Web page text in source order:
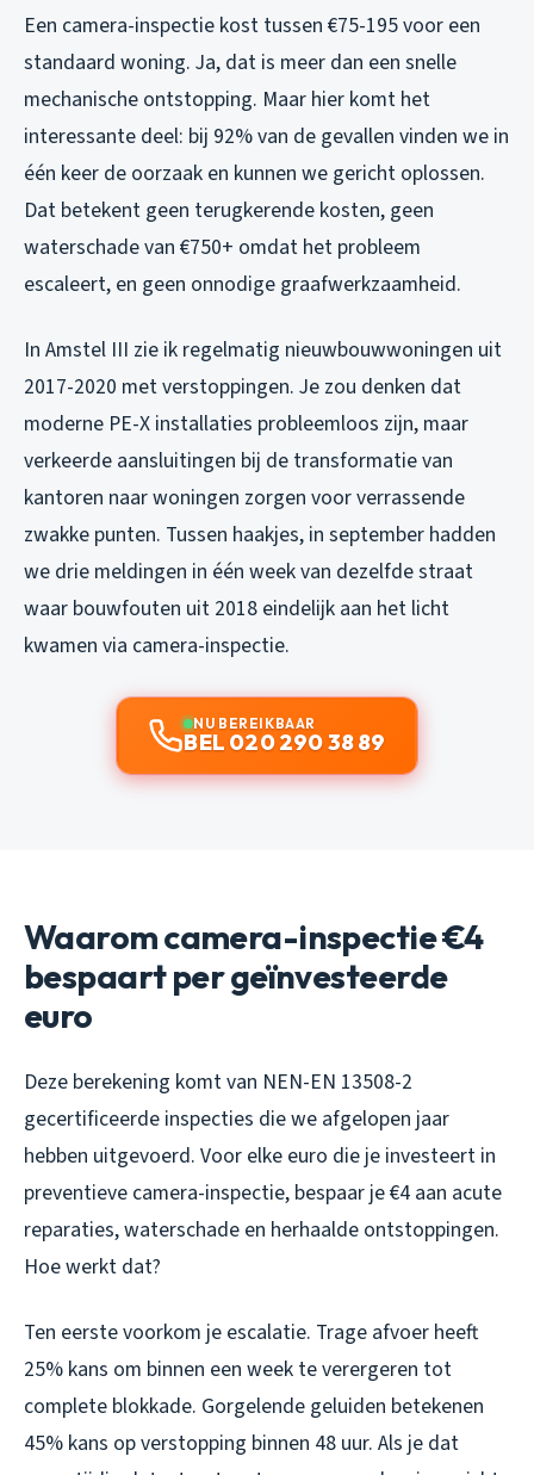
Een camera-inspectie kost tussen €75-195 voor een
standaard woning. Ja, dat is meer dan een snelle
mechanische ontstopping. Maar hier komt het
interessante deel: bij 92% van de gevallen vinden we in
één keer de oorzaak en kunnen we gericht oplossen.
Dat betekent geen terugkerende kosten, geen
waterschade van €750+ omdat het probleem
escaleert, en geen onnodige graafwerkzaamheid.
In Amstel III zie ik regelmatig nieuwbouwwoningen uit
2017-2020 met verstoppingen. Je zou denken dat
moderne PE-X installaties probleemloos zijn, maar
verkeerde aansluitingen bij de transformatie van
kantoren naar woningen zorgen voor verrassende
zwakke punten. Tussen haakjes, in september hadden
we drie meldingen in één week van dezelfde straat
waar bouwfouten uit 2018 eindelijk aan het licht
kwamen via camera-inspectie.
NU BEREIKBAAR
BEL 020 290 38 89
Waarom camera-inspectie €4
bespaart per geïnvesteerde
euro
Deze berekening komt van NEN-EN 13508-2
gecertificeerde inspecties die we afgelopen jaar
hebben uitgevoerd. Voor elke euro die je investeert in
preventieve camera-inspectie, bespaar je €4 aan acute
reparaties, waterschade en herhaalde ontstoppingen.
Hoe werkt dat?
Ten eerste voorkom je escalatie. Trage afvoer heeft
25% kans om binnen een week te verergeren tot
complete blokkade. Gorgelende geluiden betekenen
45% kans op verstopping binnen 48 uur. Als je dat